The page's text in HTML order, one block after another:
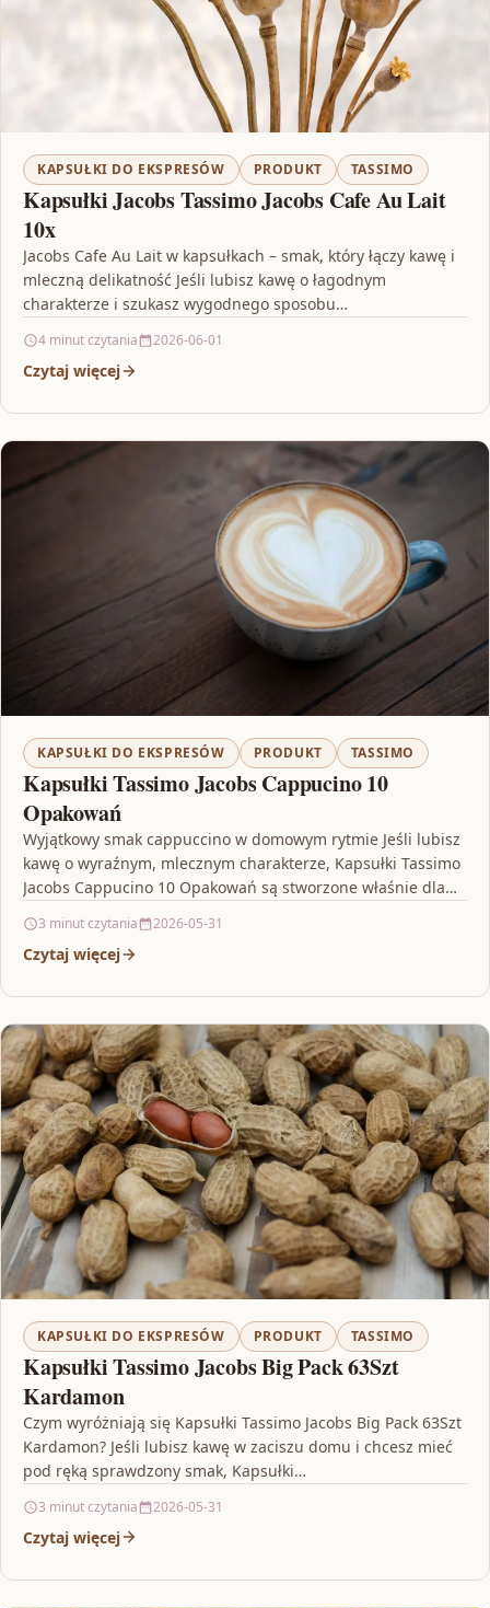
KAPSUŁKI DO EKSPRESÓW PRODUKT TASSIMO
Kapsułki Jacobs Tassimo Jacobs Cafe Au Lait
10x
Jacobs Cafe Au Lait w kapsułkach – smak, który łączy kawę i
mleczną delikatność Jeśli lubisz kawę o łagodnym
charakterze i szukasz wygodnego sposobu…
4 minut czytania 2026-06-01
Czytaj więcej
KAPSUŁKI DO EKSPRESÓW PRODUKT TASSIMO
Kapsułki Tassimo Jacobs Cappucino 10
Opakowań
Wyjątkowy smak cappuccino w domowym rytmie Jeśli lubisz
kawę o wyraźnym, mlecznym charakterze, Kapsułki Tassimo
Jacobs Cappucino 10 Opakowań są stworzone właśnie dla
3 minut czytania 2026-05-31
Czytaj więcej
KAPSUŁKI DO EKSPRESÓW PRODUKT TASSIMO
Kapsułki Tassimo Jacobs Big Pack 63Szt
Kardamon
Czym wyróżniają się Kapsułki Tassimo Jacobs Big Pack 63Szt
Kardamon? Jeśli lubisz kawę w zaciszu domu i chcesz mieć
pod ręką sprawdzony smak, Kapsułki…
3 minut czytania 2026-05-31
Czytaj więcej